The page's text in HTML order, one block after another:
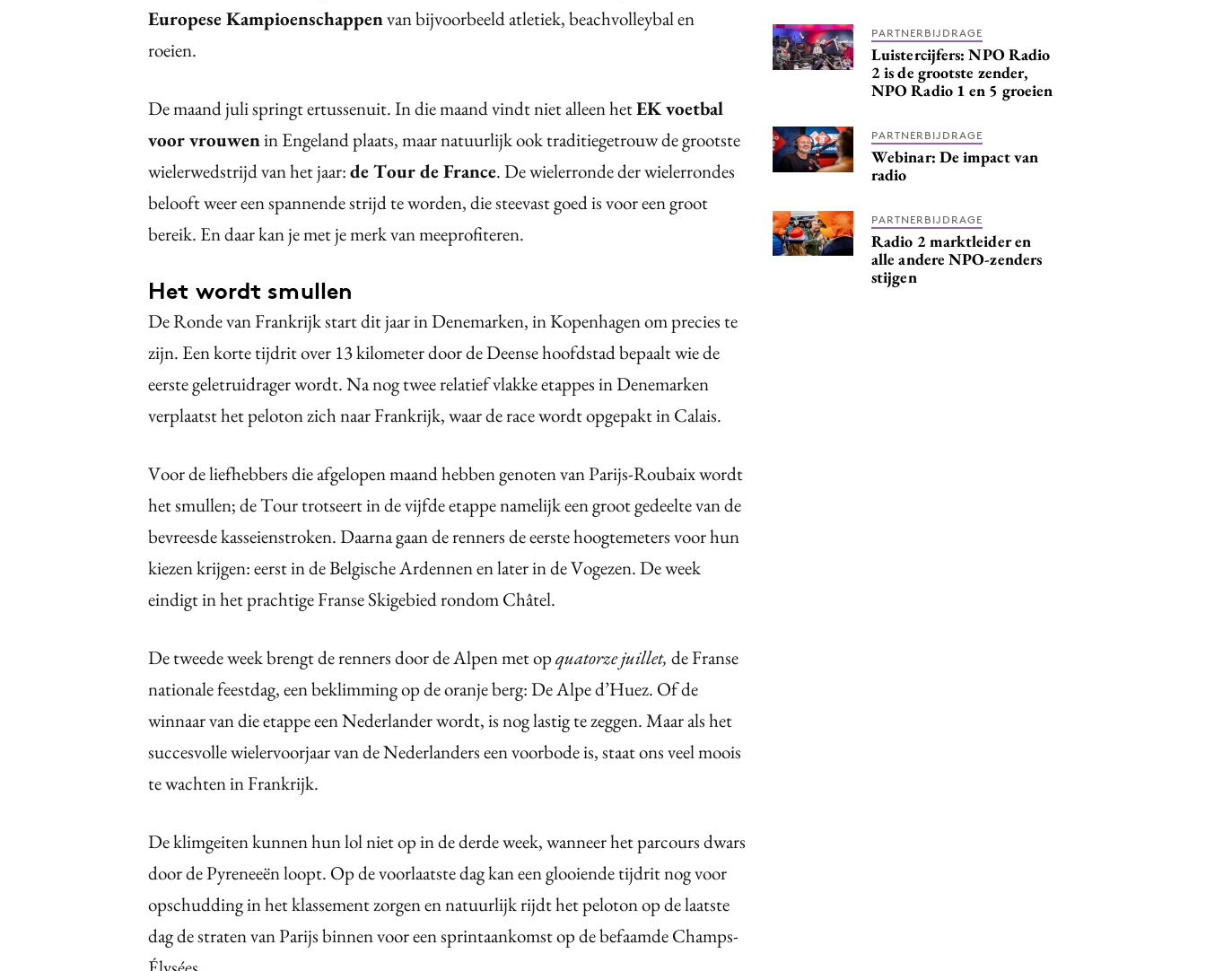
Europese Kampioenschappenvan bijvoorbeeld atletiek, beachvolleybal en
roeien.
De maand juli springt ertussenuit. In die maand vindt niet alleen hetEK voetbal
voor vrouwenin Engeland plaats, maar natuurlijk ook traditiegetrouw de grootste
wielerwedstrijd van het jaar:de Tour de France. De wielerronde der wielerrondes
belooft weer een spannende strijd te worden, die steevast goed is voor een groot
bereik. En daar kan je met je merk van meeprofiteren.
Het wordt smullen
De Ronde van Frankrijk start dit jaar in Denemarken, in Kopenhagen om precies te
zijn. Een korte tijdrit over 13 kilometer door de Deense hoofdstad bepaalt wie de
eerste geletruidrager wordt. Na nog twee relatief vlakke etappes in Denemarken
verplaatst het peloton zich naar Frankrijk, waar de race wordt opgepakt in Calais.
Voor de liefhebbers die afgelopen maand hebben genoten van Parijs-Roubaix wordt
het smullen; de Tour trotseert in de vijfde etappe namelijk een groot gedeelte van de
bevreesde kasseienstroken. Daarna gaan de renners de eerste hoogtemeters voor hun
kiezen krijgen: eerst in de Belgische Ardennen en later in de Vogezen. De week
eindigt in het prachtige Franse Skigebied rondom Châtel.
De tweede week brengt de renners door de Alpen met opquatorze juillet, de Franse
nationale feestdag, een beklimming op de oranje berg: De Alpe d’Huez. Of de
winnaar van die etappe een Nederlander wordt, is nog lastig te zeggen. Maar als het
succesvolle wielervoorjaar van de Nederlanders een voorbode is, staat ons veel moois
te wachten in Frankrijk.
De klimgeiten kunnen hun lol niet op in de derde week, wanneer het parcours dwars
door de Pyreneeën loopt. Op de voorlaatste dag kan een glooiende tijdrit nog voor
opschudding in het klassement zorgen en natuurlijk rijdt het peloton op de laatste
dag de straten van Parijs binnen voor een sprintaankomst op de befaamde Champs-
PARTNERBIJDRAGE
Luistercijfers: NPO Radio
2 is de grootste zender,
NPO Radio 1 en 5 groeien
PARTNERBIJDRAGE
Webinar: De impact van
radio
PARTNERBIJDRAGE
Radio 2 marktleider en
alle andere NPO-zenders
stijgen